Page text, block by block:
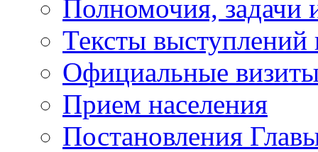
Полномочия, задачи
Тексты выступлений
Официальные
Прием населения
Постановления